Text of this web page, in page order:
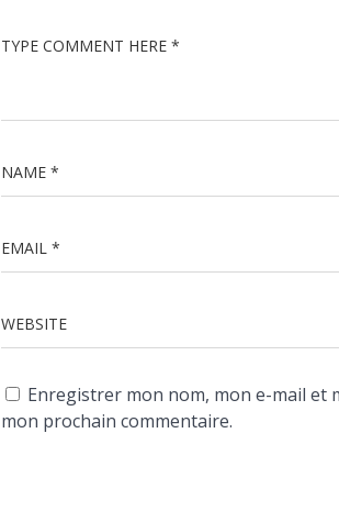
TYPE COMMENT HERE *
NAME *
EMAIL *
WEBSITE
Enregistrer mon nom, mon e-mail et
mon prochain commentaire.